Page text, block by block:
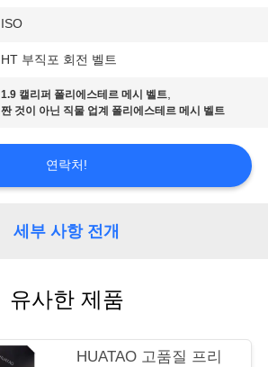
ISO
HT 부직포 회전 벨트
1.9 캘리퍼 폴리에스테르 메시 벨트,
짠 것이 아닌 직물 업계 폴리에스테르 메시 벨트
연락처!
세부 사항 전개
유사한 제품
HUATAO 고품질 프리